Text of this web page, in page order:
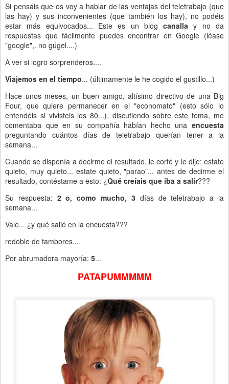
Si pensáis que os voy a hablar de las ventajas del teletrabajo (que
las hay) y sus inconvenientes (que también los hay), no podéis
estar más equivocados... Este es un blogcanalla y no da
respuestas que fácilmente puedes encontrar en Google (léase
"google",. no gúgel....)
A ver si logro sorprenderos....
Viajemos en el tiempo... (últimamente le he cogido el gustillo...)
Hace unos meses, un buen amigo, altísimo directivo de una Big
Four, que quiere permanecer en el "economato" (esto sólo lo
entendéis si vivisteis los 80...), discutiendo sobre este tema, me
comentaba que en su compañía habían hecho una encuesta
preguntando cuántos días de teletrabajo querían tener a la
semana...
Cuando se disponía a decirme el resultado, le corté y le dije: estate
quieto, muy quieto... estate quieto, "parao"... antes de decirme el
resultado, contéstame a esto: ¿Qué creíais que iba a salir???
Su respuesta: 2 o, como mucho, 3días de teletrabajo a la
semana...
Vale... ¿y qué salió en la encuesta???
redoble de tambores....
Por abrumadora mayoría: 5...
PATAPUMMMMM